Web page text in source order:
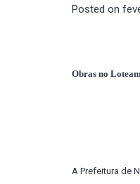
Posted on
Obras no
A Prefeitura de